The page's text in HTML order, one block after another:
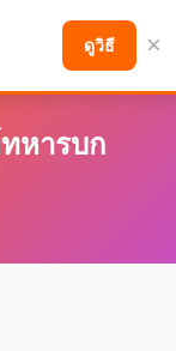
หารบก
ดูวิธี ×